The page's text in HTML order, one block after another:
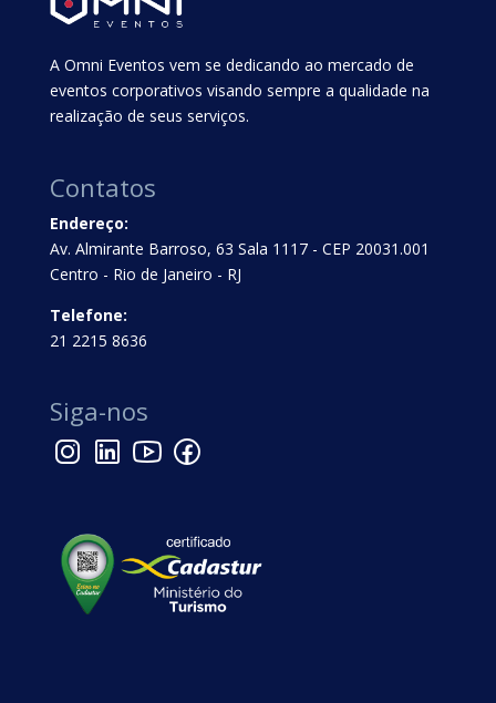
A Omni Eventos vem se dedicando ao mercado de
eventos corporativos visando sempre a qualidade na
realização de seus serviços.
Contatos
Endereço:
Av. Almirante Barroso, 63 Sala 1117 - CEP 20031.001
Centro - Rio de Janeiro - RJ
Telefone:
21 2215 8636
Siga-nos